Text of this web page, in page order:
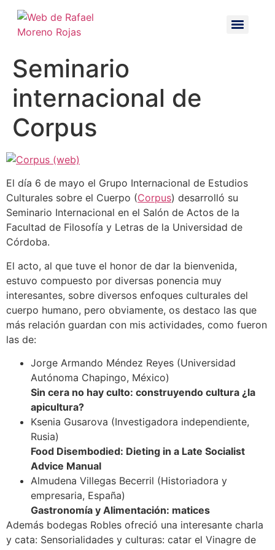
Seminario
internacional de
Corpus
El día 6 de mayo el Grupo Internacional de Estudios
Culturales sobre el Cuerpo (Corpus) desarrolló su
Seminario Internacional en el Salón de Actos de la
Facultad de Filosofía y Letras de la Universidad de
Córdoba.
El acto, al que tuve el honor de dar la bienvenida,
estuvo compuesto por diversas ponencia muy
interesantes, sobre diversos enfoques culturales del
cuerpo humano, pero obviamente, os destaco las que
más relación guardan con mis actividades, como fueron
las de:
Jorge Armando Méndez Reyes (Universidad
Autónoma Chapingo, México)
Sin cera no hay culto: construyendo cultura ¿la
apicultura?
Ksenia Gusarova (Investigadora independiente,
Rusia)
Food Disembodied: Dieting in a Late Socialist
Advice Manual
Almudena Villegas Becerril (Historiadora y
empresaria, España)
Gastronomía y Alimentación: matices
Además bodegas Robles ofreció una interesante charla
y cata: Sensorialidades y culturas: catar el Vinagre de